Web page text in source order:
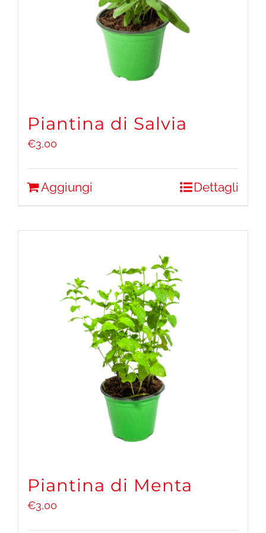
Piantina di Salvia
€3,00
Aggiungi Dettagli
Piantina di Menta
€3,00